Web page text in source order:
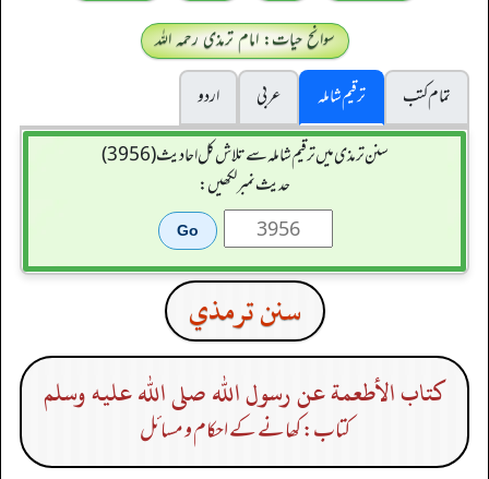
سوانح حیات: امام ترمذی رحمہ اللہ
تمام کتب
ترقیم شاملہ عربی
اردو
سنن ترمذی میں ترقیم شاملہ سے تلاش کل احادیث (3956)
حدیث نمبر لکھیں:
سنن ترمذي
كتاب الأطعمة عن رسول الله صلى الله عليه وسلم
کتاب: کھانے کے احکام و مسائل